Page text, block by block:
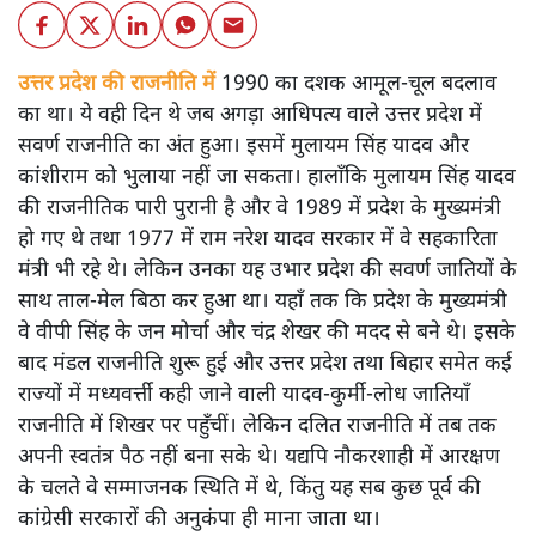
उत्तर प्रदेश की राजनीति में1990 का दशक आमूल-चूल बदलाव
का था। ये वही दिन थे जब अगड़ा आधिपत्य वाले उत्तर प्रदेश में
सवर्ण राजनीति का अंत हुआ। इसमें मुलायम सिंह यादव और
कांशीराम को भुलाया नहीं जा सकता। हालाँकि मुलायम सिंह यादव
की राजनीतिक पारी पुरानी है और वे 1989 में प्रदेश के मुख्यमंत्री
हो गए थे तथा 1977 में राम नरेश यादव सरकार में वे सहकारिता
मंत्री भी रहे थे। लेकिन उनका यह उभार प्रदेश की सवर्ण जातियों के
साथ ताल-मेल बिठा कर हुआ था। यहाँ तक कि प्रदेश के मुख्यमंत्री
वे वीपी सिंह के जन मोर्चा और चंद्र शेखर की मदद से बने थे। इसके
बाद मंडल राजनीति शुरू हुई और उत्तर प्रदेश तथा बिहार समेत कई
राज्यों में मध्यवर्त्ती कही जाने वाली यादव-कुर्मी-लोध जातियाँ
राजनीति में शिखर पर पहुँचीं। लेकिन दलित राजनीति में तब तक
अपनी स्वतंत्र पैठ नहीं बना सके थे। यद्यपि नौकरशाही में आरक्षण
के चलते वे सम्माजनक स्थिति में थे, किंतु यह सब कुछ पूर्व की
कांग्रेसी सरकारों की अनुकंपा ही माना जाता था।